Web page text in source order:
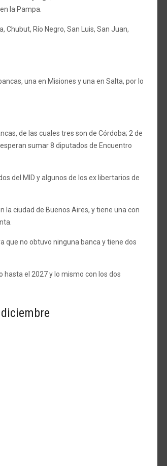
la Pampa.
Chubut, Río Negro, San Luis, San Juan,
una en Misiones y una en Salta, por lo
de las cuales tres son de Córdoba; 2 de
sumar 8 diputados de Encuentro
del MID y algunos de los ex libertarios de
la ciudad de Buenos Aires, y tiene una con
que no obtuvo ninguna banca y tiene dos
el 2027 y lo mismo con los dos